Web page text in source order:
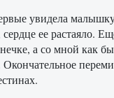
увидела
ее растаяло.
а со мной как
Окончательное